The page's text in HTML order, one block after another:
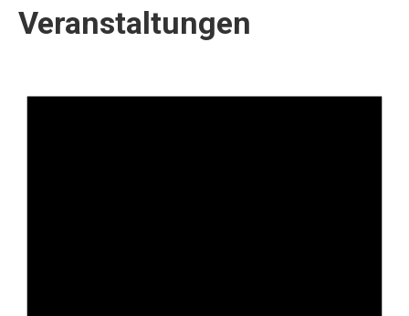
Veranstaltungen